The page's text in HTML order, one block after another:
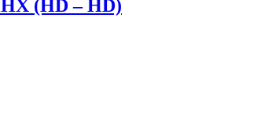
(HD – HD)